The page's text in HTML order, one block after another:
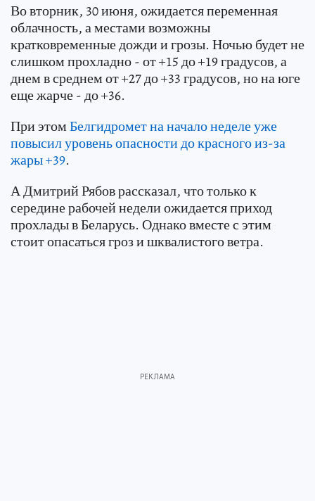
Во вторник, 30 июня, ожидается переменная
облачность, а местами возможны
кратковременные дожди и грозы. Ночью будет не
слишком прохладно - от +15 до +19 градусов, а
днем в среднем от +27 до +33 градусов, но на юге
еще жарче - до +36.
При этомБелгидромет на начало неделе уже
повысил уровень опасности до красного из-за
жары +39.
А Дмитрий Рябов рассказал, что только к
середине рабочей недели ожидается приход
прохлады в Беларусь. Однако вместе с этим
стоит опасаться гроз и шквалистого ветра.